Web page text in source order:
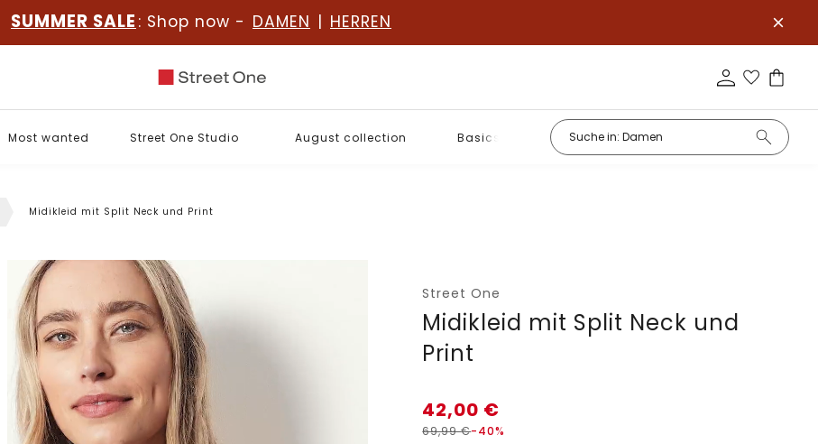
SUMMER SALE : Shop now - DAMEN | HERREN
Most wanted Street One Studio August collection Basics
Midikleid mit Split Neck und Print
Street One
Midikleid mit Split Neck und
Print
42,00 €
69,99€-40%